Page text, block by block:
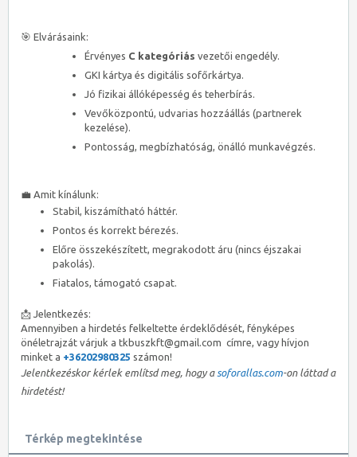
🎯 Elvárásaink:
Érvényes C kategóriás vezetői engedély.
GKI kártya és digitális sofőrkártya.
Jó fizikai állóképesség és teherbírás.
Vevőközpontú, udvarias hozzáállás (partnerek
kezelése).
Pontosság, megbízhatóság, önálló munkavégzés.
💼 Amit kínálunk:
Stabil, kiszámítható háttér.
Pontos és korrekt bérezés.
Előre összekészített, megrakodott áru (nincs éjszakai
pakolás).
Fiatalos, támogató csapat.
📩 Jelentkezés:
Amennyiben a hirdetés felkeltette érdeklődését, fényképes
önéletrajzát várjuk a tkbuszkft@gmail.com címre, vagy hívjon
minket a +36202980325 számon!
Jelentkezéskor kérlek említsd meg, hogy a soforallas.com-on láttad a
hirdetést!
Térkép megtekintése